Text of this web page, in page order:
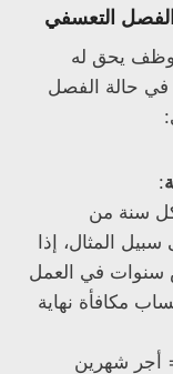
التعسفي
يحق له
في حالة الفصل
:
سنة من
المثال، إذا
في العمل
مكافأة نهاية
أجر شهرين